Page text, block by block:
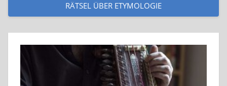
RÄTSEL ÜBER ETYMOLOGIE